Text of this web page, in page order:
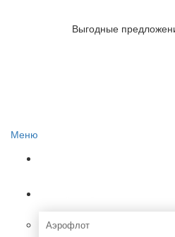
Отзывы об авиакомпаниях
Отзывы об аэропортах
Выгодные
Меню
Аэрофлот